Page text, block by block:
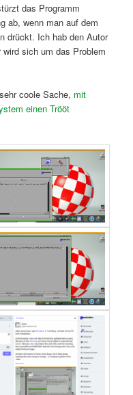
das Programm
ab, wenn man auf dem
drückt. Ich hab den Autor
sich um das Problem
coole Sache, mit
einen Trööt